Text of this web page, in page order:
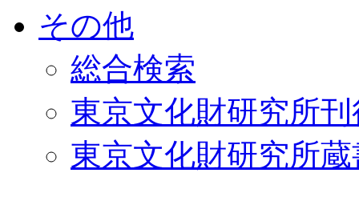
その他
総合検索
東京文化財研究所
東京文化財研究所